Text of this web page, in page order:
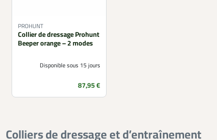
PROHUNT
Collier de dressage Prohunt
Beeper orange – 2 modes
Disponible sous 15 jours
Prix
87,95 €
Colliers de dressage et d’entraînement